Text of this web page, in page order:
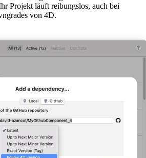
Projekt läuft reibungslos, auch bei
von 4D.